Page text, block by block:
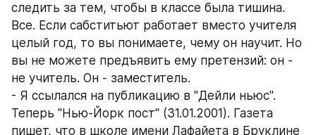
следить за тем, чтобы в классе была тишина.
Все. Если сабститьют работает вместо учителя
целый год, то вы понимаете, чему он научит. Но
вы не можете предъявить ему претензий: он -
не учитель. Он - заместитель.
- Я ссылался на публикацию в "Дейли ньюс".
Теперь "Нью-Йорк пост" (31.01.2001). Газета
пишет, что в школе имени Лафайета в Бруклине